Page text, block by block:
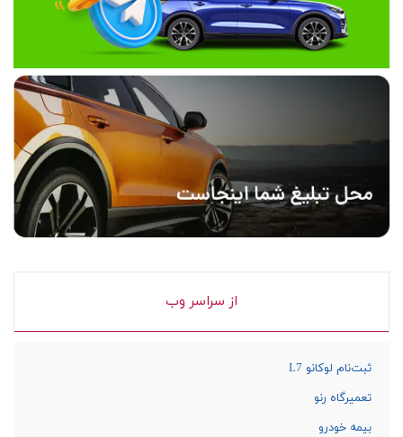
از سراسر وب
ثبت‌نام لوکانو L7
تعمیرگاه رنو
بیمه خودرو